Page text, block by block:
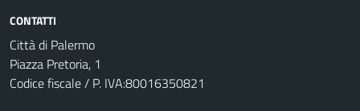
CONTATTI
Città di Palermo
Piazza Pretoria, 1
Codice fiscale / P. IVA:80016350821